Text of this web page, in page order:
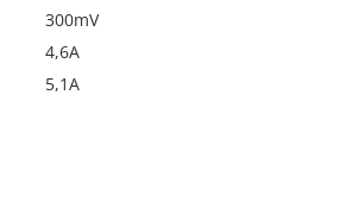
300mV
4,6A
5,1A